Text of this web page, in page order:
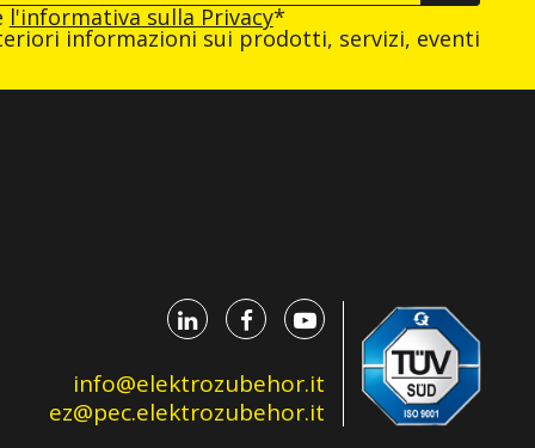
l'informativa sulla Privacy*
informazioni sui prodotti, servizi, eventi
info@elektrozubehor.it
ez@pec.elektrozubehor.it